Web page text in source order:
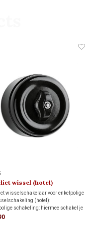
wissel (hotel)
1930
wisselschakelaar voor enkelpolige
(hotel):
schakeling: hiermee schakel je
vanaf één schakelaar aan en uit.